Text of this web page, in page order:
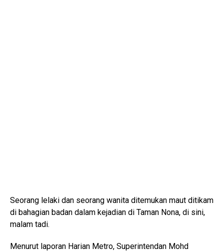
Seorang lelaki dan seorang wanita ditemukan maut ditikam
di bahagian badan dalam kejadian di Taman Nona, di sini,
malam tadi.
Menurut laporan Harian Metro, Superintendan Mohd